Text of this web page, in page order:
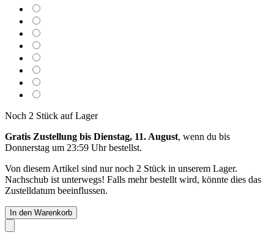
Noch 2 Stück auf Lager
Gratis Zustellung bis Dienstag, 11. August, wenn du bis
Donnerstag um 23:59 Uhrbestellst.
Von diesem Artikel sind nur noch 2 Stück in unserem Lager.
Nachschub ist unterwegs! Falls mehr bestellt wird, könnte dies das
Zustelldatum beeinflussen.
In den Warenkorb